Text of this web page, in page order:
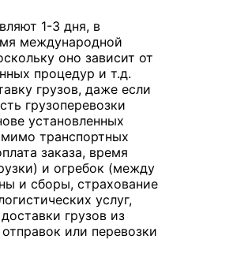
1-3 дня, в
международной
оно зависит от
процедур и т.д.
грузов, даже если
грузоперевозки
установленных
транспортных
заказа, время
и огребок (между
и сборы, страхование
услуг,
грузов из
или перевозки